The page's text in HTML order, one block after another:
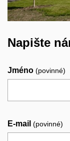
Napište
Jméno (povinné)
E-mail (povinné)